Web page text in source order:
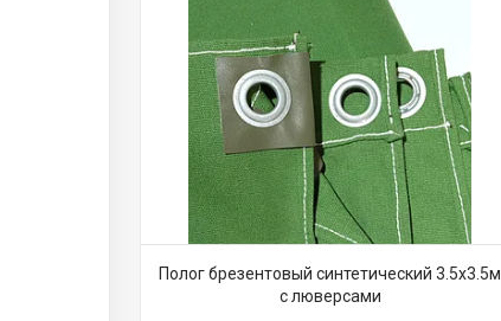
Полог брезентовый синтетический 3.5х3.5м
с люверсами